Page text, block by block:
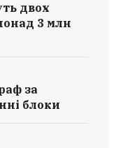
двох
3 млн
за
блоки